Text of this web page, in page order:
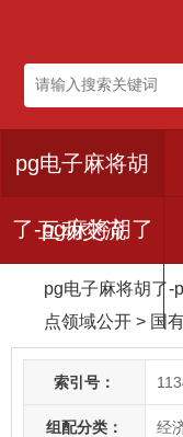
pg电子麻将胡
了-pg麻将胡了
下载入口
互动交流
pg电子麻将胡了-
点领域公开 > 国
索引号：
组配分类： 经